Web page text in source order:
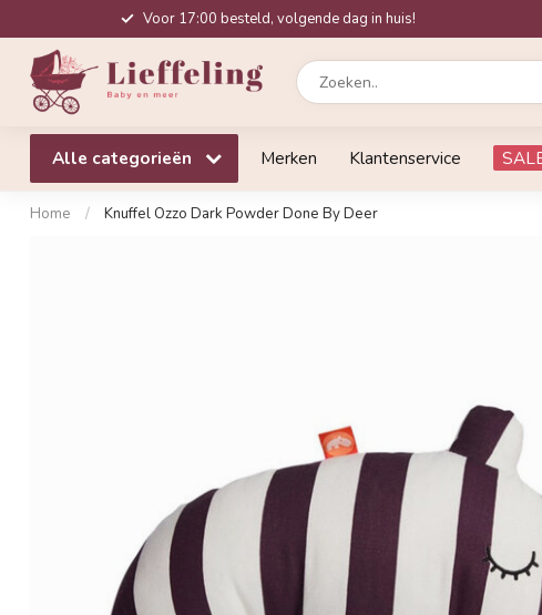
Voor 17:00 besteld, volgende dag in huis!
Alle categorieën Merken Klantenservice
Home / Knuffel Ozzo Dark Powder Done By Deer